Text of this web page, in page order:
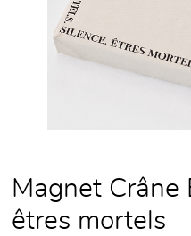
Magnet Crâne
êtres mortels